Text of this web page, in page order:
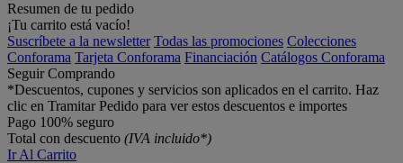
Resumen de tu pedido
¡Tu carrito está vacío!
Suscríbete a la newsletter Todas las promociones Colecciones
Conforama Tarjeta Conforama Financiación Catálogos Conforama
Seguir Comprando
*Descuentos, cupones y servicios son aplicados en el carrito. Haz
clic en Tramitar Pedido para ver estos descuentos e importes
Pago 100% seguro
Total con descuento (IVA incluido*)
Ir Al Carrito